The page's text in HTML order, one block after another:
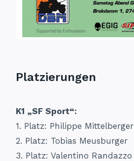
Platzierungen
K1 „SF Sport“:
1. Platz: Philippe Mittelberger
2. Platz: Tobias Meusburger
3. Platz: Valentino Randazzo